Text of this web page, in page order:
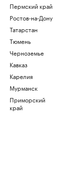
Пермский край
Ростов-на-Дону
Татарстан
Тюмень
Черноземье
Кавказ
Карелия
Мурманск
Приморский
край